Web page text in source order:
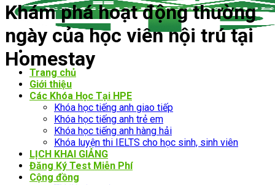
Trang chủ
Giới thiệu
Các Khóa Học Tại HPE
Khóa học tiếng anh giao tiếp
Khóa học tiếng anh trẻ em
Khóa học tiếng anh hàng hải
Khóa luyện thi IELTS cho học sinh, sinh viên
LỊCH KHAI GIẢNG
Đăng Ký Test Miễn Phí
Cộng đồng
Khám phá hoạt động thường
ngày của học viên nội trú tại
Homestay